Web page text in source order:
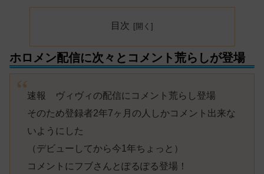
目次
ホロメン配信に次々とコメント荒らしが登場
速報 ヴィヴィの配信にコメント荒らし登場
そのため登録者2年7ヶ月の人しかコメント出来な
いようにした
（デビューしてから今1年ちょっと）
コメントにフブさんとぽるぽる登場！